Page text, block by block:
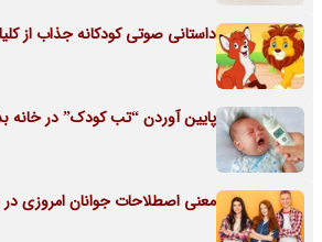
داستانی صوتی کودکانه جذاب از
پایین آوردن “تب کودک” در خانه
معنی اصطلاحات جوانان امروزی